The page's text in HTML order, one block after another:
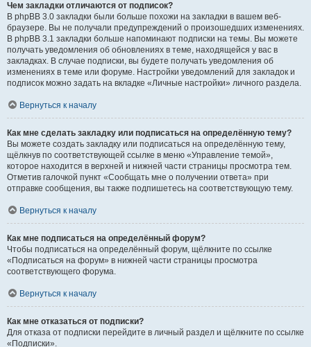
Чем закладки отличаются от подписок?
В phpBB 3.0 закладки были больше похожи на закладки в вашем веб-
браузере. Вы не получали предупреждений о произошедших изменениях.
В phpBB 3.1 закладки больше напоминают подписки на темы. Вы можете
получать уведомления об обновлениях в теме, находящейся у вас в
закладках. В случае подписки, вы будете получать уведомления об
изменениях в теме или форуме. Настройки уведомлений для закладок и
подписок можно задать на вкладке «Личные настройки» личного раздела.
Вернуться к началу
Как мне сделать закладку или подписаться на определённую тему?
Вы можете создать закладку или подписаться на определённую тему,
щёлкнув по соответствующей ссылке в меню «Управление темой»,
которое находится в верхней и нижней части страницы просмотра тем.
Отметив галочкой пункт «Сообщать мне о получении ответа» при
отправке сообщения, вы также подпишетесь на соответствующую тему.
Вернуться к началу
Как мне подписаться на определённый форум?
Чтобы подписаться на определённый форум, щёлкните по ссылке
«Подписаться на форум» в нижней части страницы просмотра
соответствующего форума.
Вернуться к началу
Как мне отказаться от подписки?
Для отказа от подписки перейдите в личный раздел и щёлкните по ссылке
«Подписки».